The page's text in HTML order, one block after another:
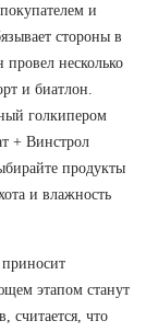
и
стороны в
несколько
и биатлон.
голкипером
+ Винстрол
продукты
и влажность
приносит
этапом станут
считается, что